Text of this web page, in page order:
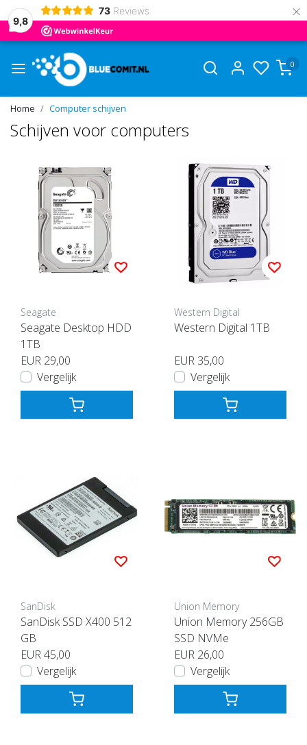
9,8
73 Reviews ×
0
Home Computer schijven
Schijven voor computers
Seagate
Seagate Desktop HDD
1TB
EUR 29,00
Vergelijk
Western Digital
Western Digital 1TB
EUR 35,00
Vergelijk
SanDisk
SanDisk SSD X400 512
GB
EUR 45,00
Vergelijk
Union Memory
Union Memory 256GB
SSD NVMe
EUR 26,00
Vergelijk